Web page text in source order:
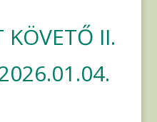
KÖVETŐ II.